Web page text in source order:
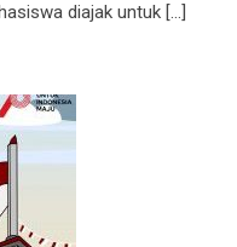
diajak untuk […]